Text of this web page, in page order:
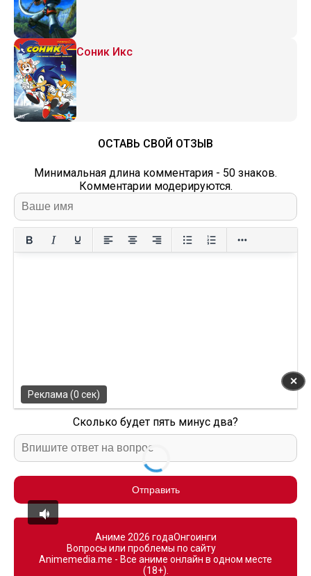
Соник Икс
ОСТАВЬ СВОЙ ОТЗЫВ
Минимальная длина комментария - 50 знаков.
Комментарии модерируются.
Сколько будет пять минус два?
Отправить
Аниме 2026 годаОнгоинги
Вопросы или проблемы по сайту
Animemedia.me - Все аниме онлайн в одном месте
(18+).
✕
Реклама (0 сек)